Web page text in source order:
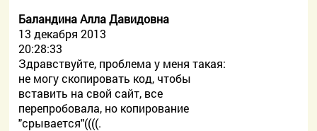
Баландина Алла Давидовна
13 декабря 2013
20:28:33
Здравствуйте, проблема у меня такая:
не могу скопировать код, чтобы
вставить на свой сайт, все
перепробовала, но копирование
"срывается"((((.